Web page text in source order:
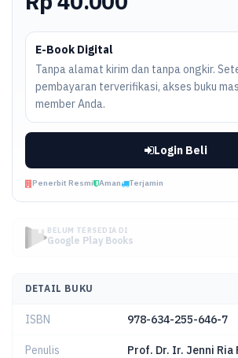
E-Book Digital
Tanpa alamat kirim dan tanpa ongkir.
pembayaran terverifikasi, akses buku
member Anda.
Login Beli
Penerbit Resmi Aman Terjamin
BELUM TERSEDIA DI
Google Play Books
DETAIL BUKU
ISBN 978-634-255-646-7
Penulis Prof. Dr. Ir. Jenni Ria